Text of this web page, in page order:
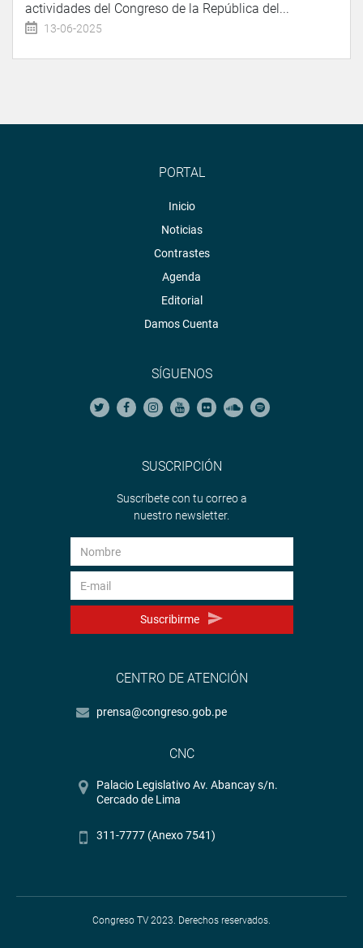
actividades del Congreso de la República del...
13-06-2025
PORTAL
Inicio
Noticias
Contrastes
Agenda
Editorial
Damos Cuenta
SÍGUENOS
SUSCRIPCIÓN
Suscríbete con tu correo a
nuestro newsletter.
Suscribirme
CENTRO DE ATENCIÓN
prensa@congreso.gob.pe
CNC
Palacio Legislativo Av. Abancay s/n.
Cercado de Lima
311-7777 (Anexo 7541)
Congreso TV 2023. Derechos reservados.